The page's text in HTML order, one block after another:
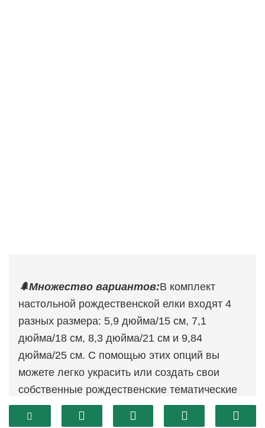
🌲Множество вариантов:В комплект
настольной рождественской елки входят 4
разных размера: 5,9 дюйма/15 см, 7,1
дюйма/18 см, 8,3 дюйма/21 см и 9,84
дюйма/25 см. С помощью этих опций вы
можете легко украсить или создать свои
собственные рождественские тематические
сцены своими руками.
🌲Милая настольная мини-